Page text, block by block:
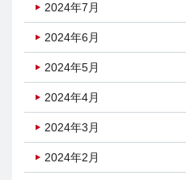
2024年7月
2024年6月
2024年5月
2024年4月
2024年3月
2024年2月